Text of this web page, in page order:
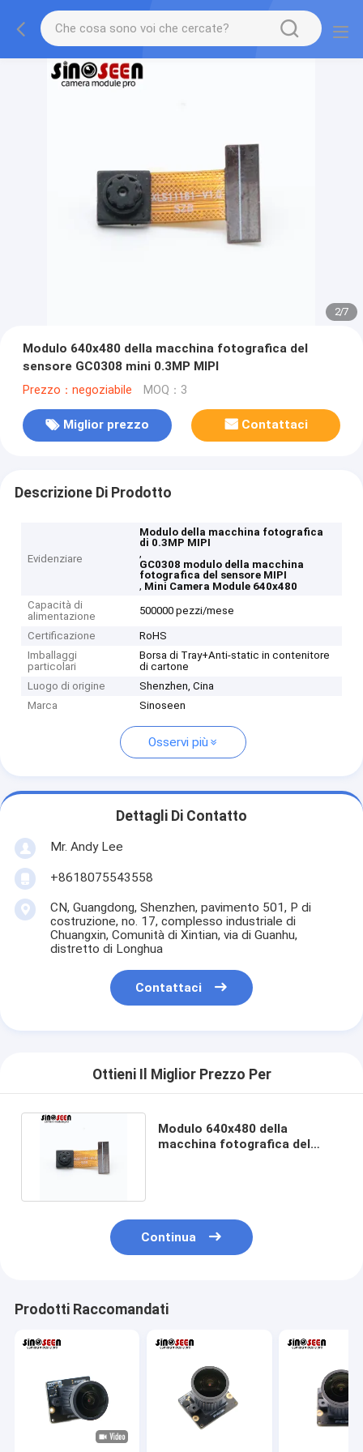
2/7
Modulo 640x480 della macchina fotografica del
sensore GC0308 mini 0.3MP MIPI
Prezzo：negoziabile MOQ：3
Miglior prezzo Contattaci
Descrizione Di Prodotto
Evidenziare
Modulo della macchina fotografica
di 0.3MP MIPI
,
GC0308 modulo della macchina
fotografica del sensore MIPI
, Mini Camera Module 640x480
Capacità di
alimentazione
500000 pezzi/mese
Certificazione
RoHS
Imballaggi
particolari
Borsa di Tray+Anti-static in contenitore
di cartone
Luogo di origine
Shenzhen, Cina
Marca
Sinoseen
Osservi più
Dettagli Di Contatto
Mr. Andy Lee
+8618075543558
CN, Guangdong, Shenzhen, pavimento 501, P di
costruzione, no. 17, complesso industriale di
Chuangxin, Comunità di Xintian, via di Guanhu,
distretto di Longhua
Contattaci
Ottieni Il Miglior Prezzo Per
Modulo 640x480 della
macchina fotografica del
Continua
Prodotti Raccomandati